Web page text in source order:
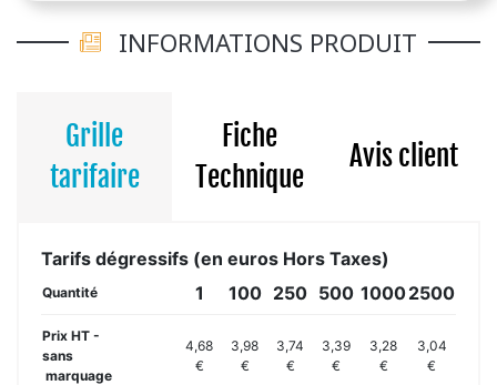
INFORMATIONS PRODUIT
Grille
tarifaire
Fiche
Technique
Avis client
Tarifs dégressifs (en euros Hors Taxes)
Quantité 1 100 250 500 10002500
Prix HT -
sans
marquage
4,68
€
3,98
€
3,74
€
3,39
€
3,28
€
3,04
€